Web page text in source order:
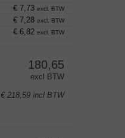
€ 7,73 excl. BTW
€ 7,28 excl. BTW
€ 6,82 excl. BTW
180,65
excl BTW
€ 218,59 incl BTW